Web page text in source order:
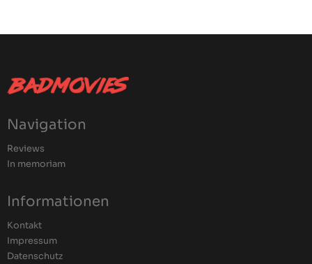
Navigation
Reviews
In memoriam
Informationen
Kontakt
Impressum
Datenschutz